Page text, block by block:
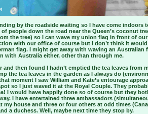
by the roadside waiting so I have come indoors
of people down the road near the Queen’s coconut
the tree) so I can wave my union flag in front of
with our office of course but I don’t think it
flag. I might get away with waving an Australian
with Australia either, other than through me.
and then found I hadn’t emptied the tea leaves from
the tea leaves in the garden as I always do
moment I saw William and Kate’s entourage
so I just waved it at the Royal Couple. They
I would have happily done so of course but they
I have entertained three ambassadors
my house and three or four others at odd times
a duchess. Well, maybe next time they stop by.